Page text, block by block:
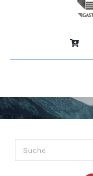
HOME
NEWS